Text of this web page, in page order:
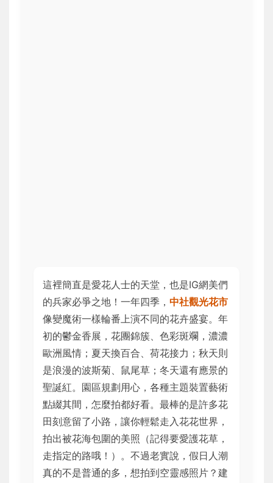
這裡簡直是愛花人士的天堂，也是IG網美們
的兵家必爭之地！一年四季， 中社觀光花市
像變魔術一樣輪番上演不同的花卉盛宴。年
初的鬱金香展，花團錦簇、色彩斑斕，濃濃
歐洲風情；夏天換百合、荷花接力；秋天則
是浪漫的波斯菊、鼠尾草；冬天還有應景的
聖誕紅。園區規劃用心，各種主題裝置藝術
點綴其間，怎麼拍都好看。最棒的是許多花
田刻意留了小路，讓你輕鬆走入花花世界，
拍出被花海包圍的美照（記得要愛護花草，
走指定的路哦！）。不過老實說，假日人潮
真的不是普通的多，想拍到空靈感照片？建